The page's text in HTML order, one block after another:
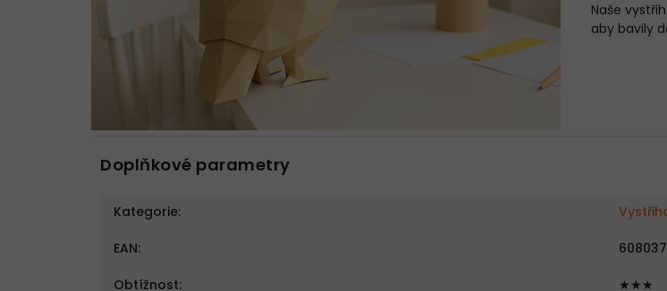
Naše
aby bavily
Doplňkové parametry
Kategorie:
EAN:
Obtížnost: ★★★